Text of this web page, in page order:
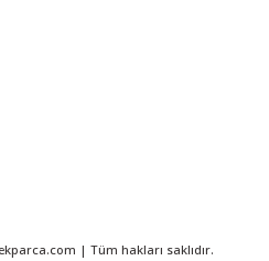
| Tüm hakları saklıdır.